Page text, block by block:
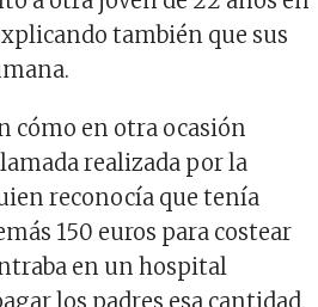
también que sus
cómo en otra ocasión
realizada por la
reconocía que tenía
150 euros para costear
en un hospital